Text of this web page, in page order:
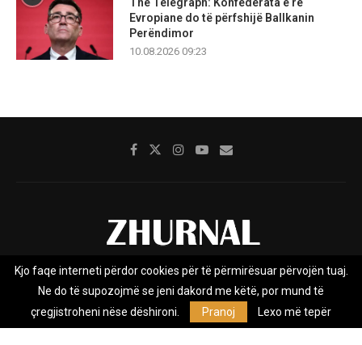
Evropiane do të përfshijë Ballkanin
Perëndimor
10.08.2026 09:23
Rreth nesh Impresumi Marketing
Privacy Policy
Zhurnal.mk është Agjenci e Lajmeve e pavarur, e themeluar në vitin
Kjo faqe interneti përdor cookies për të përmirësuar përvojën tuaj.
Ne do të supozojmë se jeni dakord me këtë, por mund të
çregjistroheni nëse dëshironi.
Pranoj Lexo më tepër